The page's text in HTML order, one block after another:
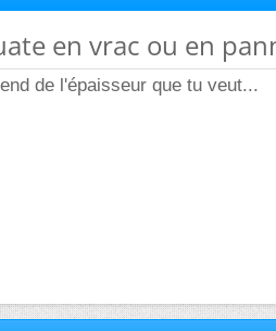
en vrac ou en
de l'épaisseur que tu veut...